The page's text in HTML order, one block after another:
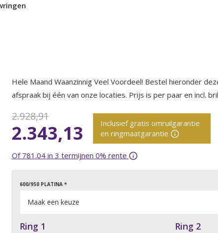
Hele Maand Waanzinnig Veel Voordeel! Bestel hieronder
afspraak bij één van onze locaties. Prijs is per paar en incl.
2.928,91
2.343,13
Inclusief gratis omruilgarantie
en ringmaatgarantie
Of 781.04 in 3 termijnen 0% rente
600/950 PLATINA *
Ring 1 Ring 2